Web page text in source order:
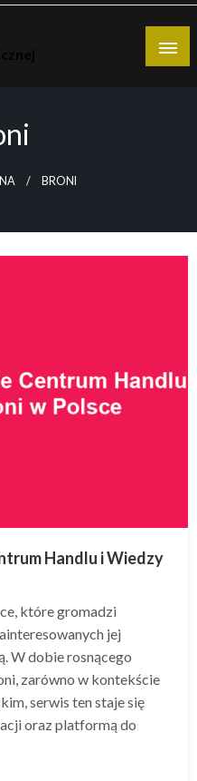
BRONI
Handlu i Wiedzy
które gromadzi
jej
W dobie rosnącego
zarówno w kontekście
serwis ten staje się
oraz platformą do